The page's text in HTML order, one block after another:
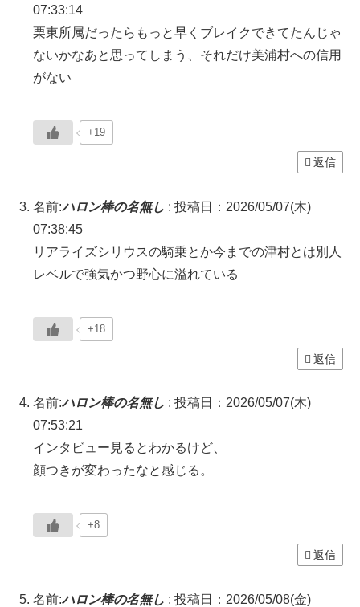
07:33:14
栗東所属だったらもっと早くブレイクできてたんじゃ
ないかなあと思ってしまう、それだけ美浦村への信用
がない
+19
返信
名前:ハロン棒の名無し : 投稿日：2026/05/07(木)
07:38:45
リアライズシリウスの騎乗とか今までの津村とは別人
レベルで強気かつ野心に溢れている
+18
返信
名前:ハロン棒の名無し : 投稿日：2026/05/07(木)
07:53:21
インタビュー見るとわかるけど、
顔つきが変わったなと感じる。
+8
返信
名前:ハロン棒の名無し : 投稿日：2026/05/08(金)